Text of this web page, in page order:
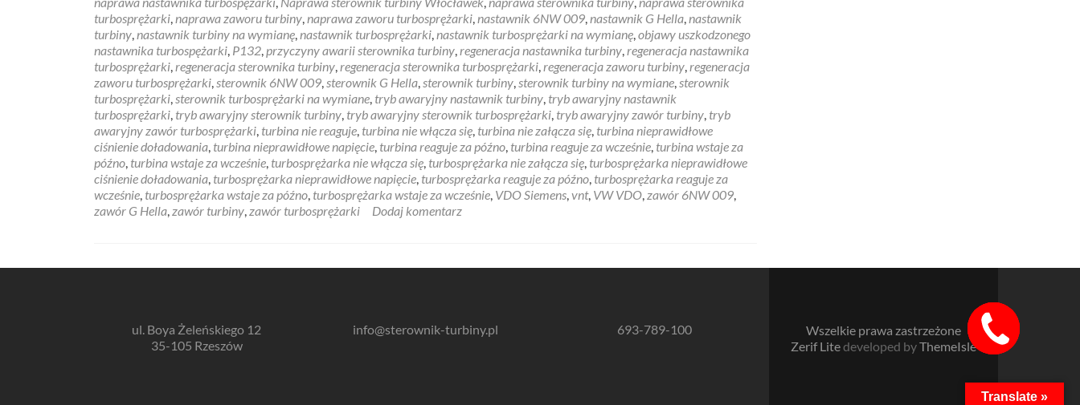
turbosprężarki,naprawa zaworu turbiny,naprawa zaworu turbosprężarki,nastawnik 6NW 009,nastawnik G Hella,nastawnik
turbiny,nastawnik turbiny na wymianę,nastawnik turbosprężarki,nastawnik turbosprężarki na wymianę,objawy uszkodzonego
nastawnika turbospężarki, P132,przyczyny awarii sterownika turbiny,regeneracja nastawnika turbiny,regeneracja nastawnika
turbosprężarki,regeneracja sterownika turbiny,regeneracja sterownika turbosprężarki,regeneracja zaworu turbiny,regeneracja
zaworu turbosprężarki,sterownik 6NW 009,sterownik G Hella,sterownik turbiny,sterownik turbiny na wymiane,sterownik
turbosprężarki,sterownik turbosprężarki na wymiane, tryb awaryjny nastawnik turbiny, tryb awaryjny nastawnik
turbosprężarki, tryb awaryjny sterownik turbiny, tryb awaryjny sterownik turbosprężarki, tryb awaryjny zawór turbiny, tryb
awaryjny zawór turbosprężarki, turbina nie reaguje, turbina nie włącza się, turbina nie załącza się, turbina nieprawidłowe
ciśnienie doładowania, turbina nieprawidłowe napięcie, turbina reaguje za późno, turbina reaguje za wcześnie, turbina wstaje za
późno, turbina wstaje za wcześnie, turbosprężarka nie włącza się, turbosprężarka nie załącza się, turbosprężarka nieprawidłowe
ciśnienie doładowania, turbosprężarka nieprawidłowe napięcie, turbosprężarka reaguje za późno, turbosprężarka reaguje za
wcześnie, turbosprężarka wstaje za późno, turbosprężarka wstaje za wcześnie, VDO Siemens,vnt, VW VDO,zawór 6NW 009,
zawór G Hella,zawór turbiny,zawór turbosprężarki Dodaj komentarz
ul. Boya Żeleńskiego 12
35-105 Rzeszów
info@sterownik-turbiny.pl 693-789-100
Wszelkie prawa zastrzeżone
Zerif Litedeveloped byThemeIsle
Szybki
kontakt!
Translate »